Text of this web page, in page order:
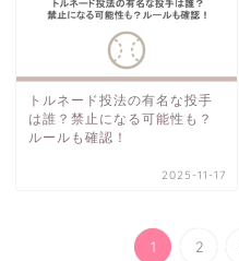
トルネード投法の有名な投手
は誰？禁止になる可能性も？
ルールも確認！
2025-11-17
1 2